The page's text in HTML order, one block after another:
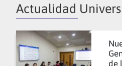
Actualidad
de